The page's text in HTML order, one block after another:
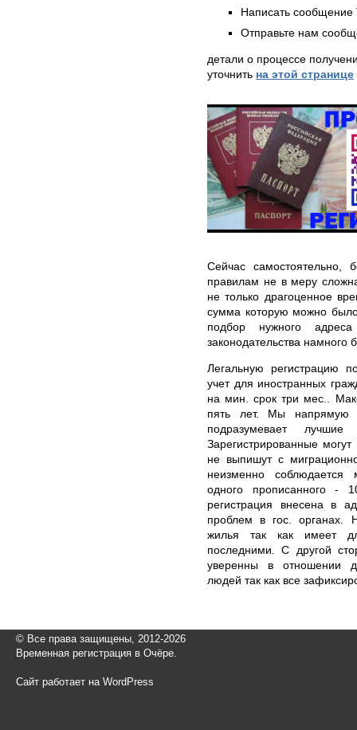
Написать
Отправьте нам
детали о процессе
уточнить на этой странице
Сейчас самостоятельно,
правилам не в меру
не только драгоценное
сумма которую можно
подбор нужного
законодательства намного
Легальную регистрацию
учет для иностранных
на мин. срок три мес..
пять лет. Мы напрямую
подразумевает
Зарегистрированные
не выпишут с
неизменно
одного прописанного -
регистрация внесена в
проблем в гос. органах.
жилья так как имеет
последними. С другой
уверенны в отношении
людей так как все
© Все права защищены, 2012-2026
Временная регистрация в Очёре.
Сайт работает на WordPress